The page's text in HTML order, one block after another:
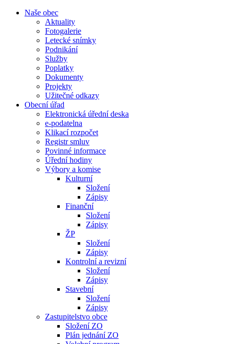
Naše obec
Aktuality
Fotogalerie
Letecké snímky
Podnikání
Služby
Poplatky
Dokumenty
Projekty
Užitečné odkazy
Obecní úřad
Elektronická úřední deska
e-podatelna
Klikací rozpočet
Registr smluv
Povinné informace
Úřední hodiny
Výbory a komise
Kulturní
Složení
Zápisy
Finanční
Složení
Zápisy
ŽP
Složení
Zápisy
Kontrolní a revizní
Složení
Zápisy
Stavební
Složení
Zápisy
Zastupitelstvo obce
Složení ZO
Plán jednání ZO